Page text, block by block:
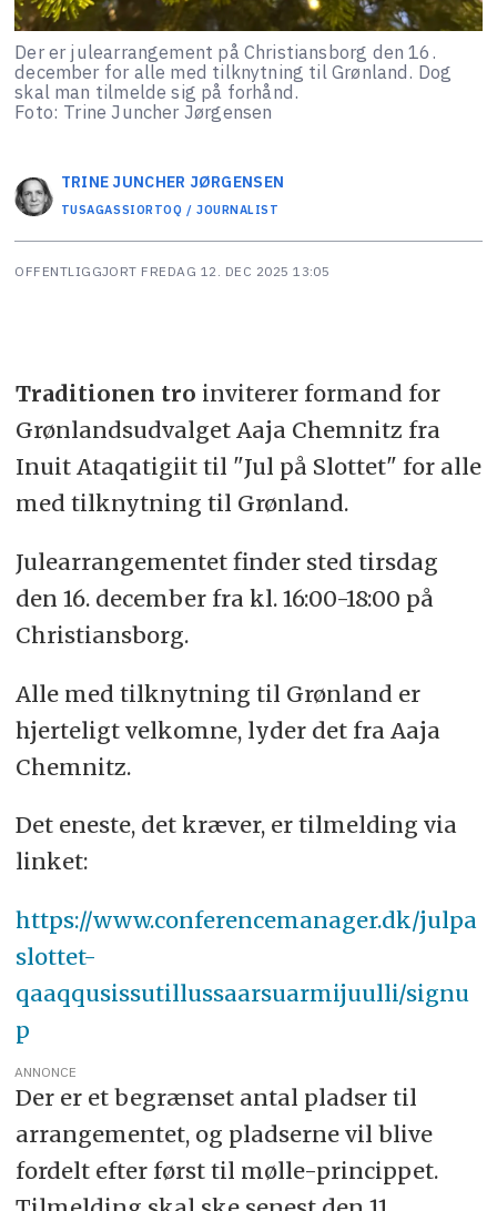
Der er julearrangement på Christiansborg den 16.
december for alle med tilknytning til Grønland. Dog
skal man tilmelde sig på forhånd.
Foto: Trine Juncher Jørgensen
TRINE JUNCHER JØRGENSEN
TUSAGASSIORTOQ / JOURNALIST
OFFENTLIGGJORT FREDAG 12. DEC 2025 13:05
Traditionen tro inviterer formand for
Grønlandsudvalget Aaja Chemnitz fra
Inuit Ataqatigiit til "Jul på Slottet" for alle
med tilknytning til Grønland.
Julearrangementet finder sted tirsdag
den 16. december fra kl. 16:00-18:00 på
Christiansborg.
Alle med tilknytning til Grønland er
hjerteligt velkomne, lyder det fra Aaja
Chemnitz.
Det eneste, det kræver, er tilmelding via
linket:
https://www.conferencemanager.dk/julpa
slottet-
qaaqqusissutillussaarsuarmijuulli/signu
p
ANNONCE
Der er et begrænset antal pladser til
arrangementet, og pladserne vil blive
fordelt efter først til mølle-princippet.